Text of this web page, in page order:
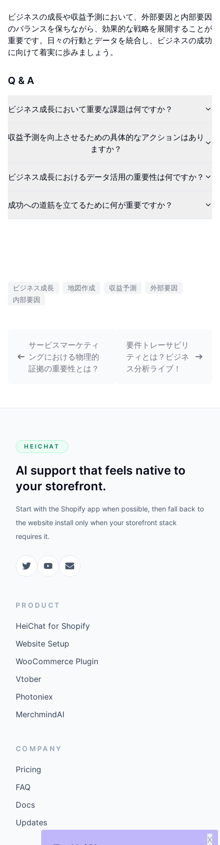
ビジネスの成長や収益予測において、外部要因と内部要因
のバランスを保ちながら、効果的な戦略を展開することが
重要です。日々の行動とデータを統合し、ビジネスの成功
に向けて着実に歩みましょう。
Q & A
ビジネス成長において重要な課題は何ですか？
収益予測を向上させるための具体的なアクションはあり
ますか？
ビジネス成長におけるデータ活用の重要性は何ですか？
成功への道筋を立てるために何が重要ですか？
X
ビジネス成長 地図作成 収益予測
外部要因
内部要因
サービスマーケティ
ングにおける物理的
証拠の重要性とは？
要件トレーサビリ
ティとは？ビジネ
ス分析ライブ！
HEICHAT
AI support that feels native to
your storefront.
Start with the Shopify app when possible, then fall back to
the website install only when your storefront stack
requires it.
PRODUCT
HeiChat for Shopify
Website Setup
WooCommerce Plugin
Vtober
Photoniex
MerchmindAI
COMPANY
Pricing
FAQ
Docs
Updates